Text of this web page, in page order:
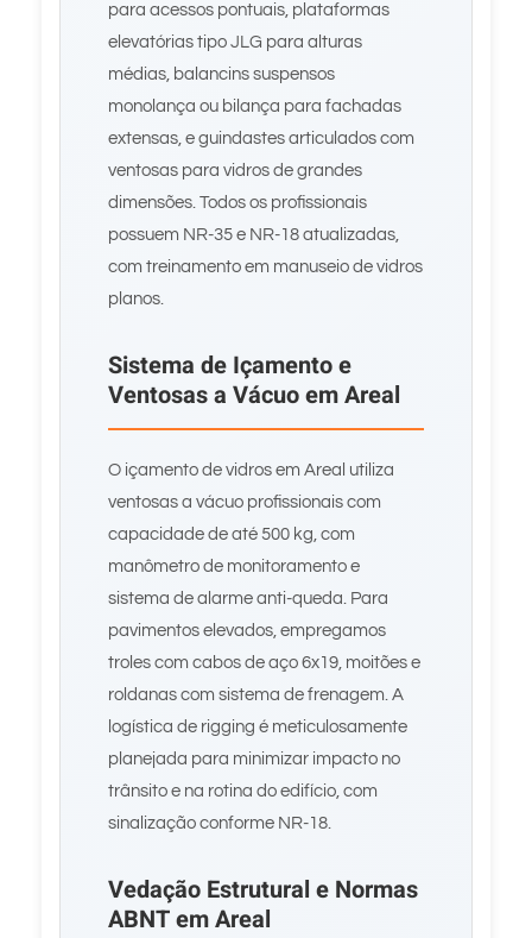
para acessos pontuais, plataformas
elevatórias tipo JLG para alturas
médias, balancins suspensos
monolança ou bilança para fachadas
extensas, e guindastes articulados com
ventosas para vidros de grandes
dimensões. Todos os profissionais
possuem NR-35 e NR-18 atualizadas,
com treinamento em manuseio de vidros
planos.
Sistema de Içamento e
Ventosas a Vácuo em Areal
O içamento de vidros em Areal utiliza
ventosas a vácuo profissionais com
capacidade de até 500 kg, com
manômetro de monitoramento e
sistema de alarme anti-queda. Para
pavimentos elevados, empregamos
troles com cabos de aço 6x19, moitões e
roldanas com sistema de frenagem. A
logística de rigging é meticulosamente
planejada para minimizar impacto no
trânsito e na rotina do edifício, com
sinalização conforme NR-18.
Vedação Estrutural e Normas
ABNT em Areal